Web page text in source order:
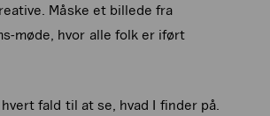
Måske et billede fra
møde, hvor alle folk er iført
fald til at se, hvad I finder på.